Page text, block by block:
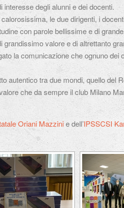
degli alunni e dei docenti.
le due dirigenti, i
con parole bellissime e di
valore e di altrettanto
la comunicazione che ognuno dei
autentico tra due mondi, quello del
che da sempre il club Milano
Oriani Mazzinie dell’IPSSCSI